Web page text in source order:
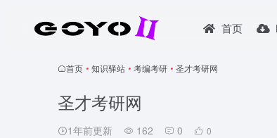
首页
首页 • 知识驿站 • 考编考研 • 圣才考研网
圣才考研网
1年前更新 162 0 0